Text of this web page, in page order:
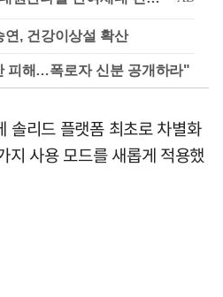
연, 건강이상설 확산
피해…폭로자 신분 공개하라"
솔리드 플랫폼 최초로 차별화
지 사용 모드를 새롭게 적용했